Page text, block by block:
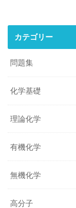
カテゴリー
問題集
化学基礎
理論化学
有機化学
無機化学
高分子